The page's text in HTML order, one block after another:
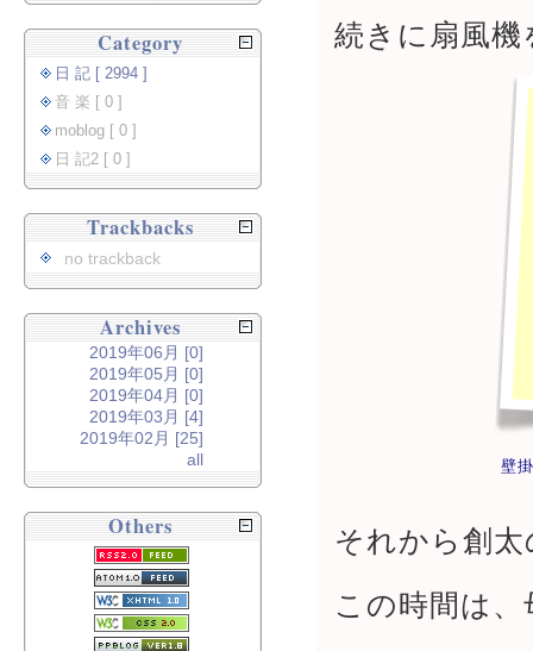
続きに扇風
壁
それから創
この時間は
Category
日 記 [ 2994 ]
音 楽 [ 0 ]
moblog [ 0 ]
日 記2 [ 0 ]
Trackbacks
no trackback
Archives
2019年06月 [0]
2019年05月 [0]
2019年04月 [0]
2019年03月 [4]
2019年02月 [25]
all
Others